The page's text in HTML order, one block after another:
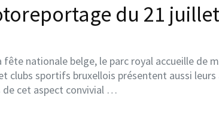
du 21
fête nationale belge, le parc royal accueille
clubs sportifs bruxellois présentent aussi
de cet aspect convivial …